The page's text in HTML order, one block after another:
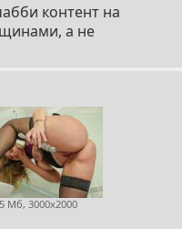
контент на
а не
Мб, 3000x2000